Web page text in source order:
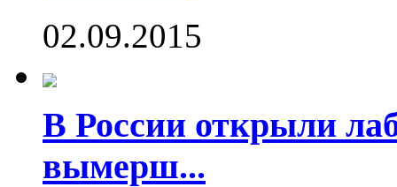
02.09.2015
В России открыли
вымерш...